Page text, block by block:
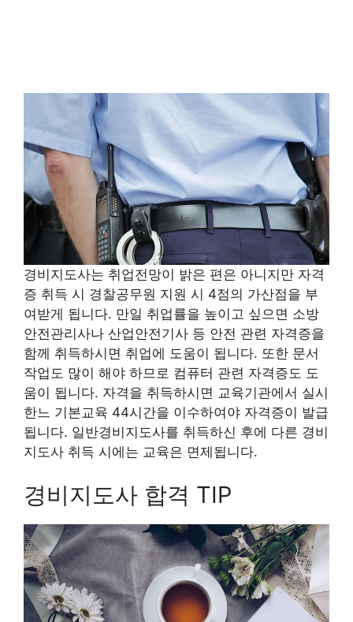
경비지도사는 취업전망이 밝은 편은 아니지만 자격
증 취득 시 경찰공무원 지원 시 4점의 가산점을 부
여받게 됩니다. 만일 취업률을 높이고 싶으면 소방
안전관리사나 산업안전기사 등 안전 관련 자격증을
함께 취득하시면 취업에 도움이 됩니다. 또한 문서
작업도 많이 해야 하므로 컴퓨터 관련 자격증도 도
움이 됩니다. 자격을 취득하시면 교육기관에서 실시
한느 기본교육 44시간을 이수하여야 자격증이 발급
됩니다. 일반경비지도사를 취득하신 후에 다른 경비
지도사 취득 시에는 교육은 면제됩니다.
경비지도사 합격 TIP